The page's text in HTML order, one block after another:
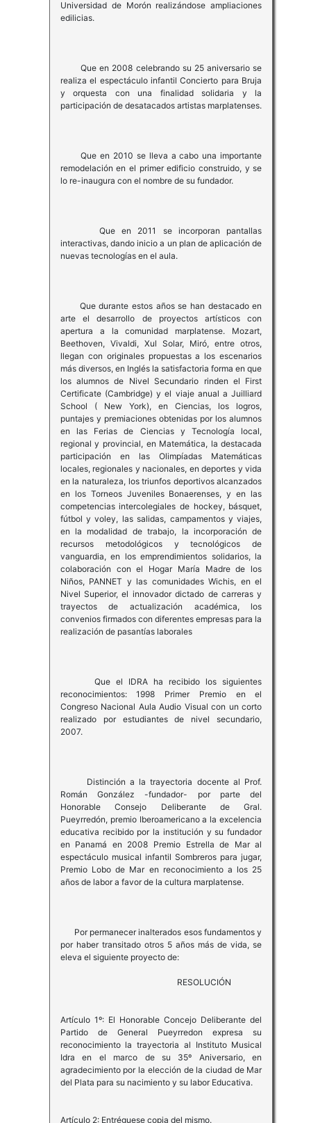
Universidad de Morón realizándose ampliaciones
edilicias.
Que en 2008 celebrando su 25 aniversario se
realiza el espectáculo infantil Concierto para Bruja
y orquesta con una finalidad solidaria y la
participación de desatacados artistas marplatenses.
Que en 2010 se lleva a cabo una importante
remodelación en el primer edificio construido, y se
lo re-inaugura con el nombre de su fundador.
Que en 2011 se incorporan pantallas
interactivas, dando inicio a un plan de aplicación de
nuevas tecnologías en el aula.
Que durante estos años se han destacado en
arte el desarrollo de proyectos artísticos con
apertura a la comunidad marplatense. Mozart,
Beethoven, Vivaldi, Xul Solar, Miró, entre otros,
llegan con originales propuestas a los escenarios
más diversos, en Inglés la satisfactoria forma en que
los alumnos de Nivel Secundario rinden el First
Certificate (Cambridge) y el viaje anual a Juilliard
School ( New York), en Ciencias, los logros,
puntajes y premiaciones obtenidas por los alumnos
en las Ferias de Ciencias y Tecnología local,
regional y provincial, en Matemática, la destacada
participación en las Olimpíadas Matemáticas
locales, regionales y nacionales, en deportes y vida
en la naturaleza, los triunfos deportivos alcanzados
en los Torneos Juveniles Bonaerenses, y en las
competencias intercolegiales de hockey, básquet,
fútbol y voley, las salidas, campamentos y viajes,
en la modalidad de trabajo, la incorporación de
recursos metodológicos y tecnológicos de
vanguardia, en los emprendimientos solidarios, la
colaboración con el Hogar María Madre de los
Niños, PANNET y las comunidades Wichis, en el
Nivel Superior, el innovador dictado de carreras y
trayectos de actualización académica, los
convenios firmados con diferentes empresas para la
realización de pasantías laborales
Que el IDRA ha recibido los siguientes
reconocimientos: 1998 Primer Premio en el
Congreso Nacional Aula Audio Visual con un corto
realizado por estudiantes de nivel secundario,
2007.
Distinción a la trayectoria docente al Prof.
Román González -fundador- por parte del
Honorable Consejo Deliberante de Gral.
Pueyrredón, premio Iberoamericano a la excelencia
educativa recibido por la institución y su fundador
en Panamá en 2008 Premio Estrella de Mar al
espectáculo musical infantil Sombreros para jugar,
Premio Lobo de Mar en reconocimiento a los 25
años de labor a favor de la cultura marplatense.
Por permanecer inalterados esos fundamentos y
por haber transitado otros 5 años más de vida, se
eleva el siguiente proyecto de:
RESOLUCIÓN
Artículo 1º: El Honorable Concejo Deliberante del
Partido de General Pueyrredon expresa su
reconocimiento la trayectoria al Instituto Musical
Idra en el marco de su 35º Aniversario, en
agradecimiento por la elección de la ciudad de Mar
del Plata para su nacimiento y su labor Educativa.
Artículo 2: Entréguese copia del mismo.